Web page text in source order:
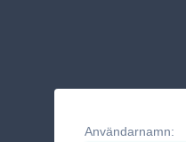
Användarnamn: